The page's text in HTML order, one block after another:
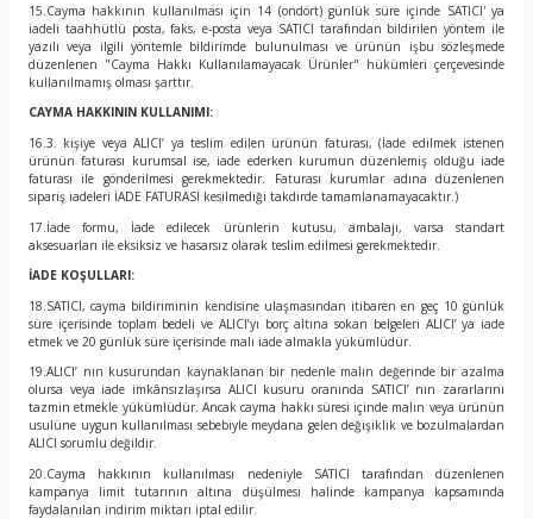
15.Cayma hakkının kullanılması için 14 (ondört) günlük süre içinde SATICI' ya
iadeli taahhütlü posta, faks, e-posta veya SATICI tarafından bildirilen yöntem ile
yazılı veya ilgili yöntemle bildirimde bulunulması ve ürünün işbu sözleşmede
düzenlenen "Cayma Hakkı Kullanılamayacak Ürünler" hükümleri çerçevesinde
kullanılmamış olması şarttır.
CAYMA HAKKININ KULLANIMI:
16.3. kişiye veya ALICI’ ya teslim edilen ürünün faturası, (İade edilmek istenen
ürünün faturası kurumsal ise, iade ederken kurumun düzenlemiş olduğu iade
faturası ile gönderilmesi gerekmektedir. Faturası kurumlar adına düzenlenen
sipariş iadeleri İADE FATURASI kesilmediği takdirde tamamlanamayacaktır.)
17.İade formu, İade edilecek ürünlerin kutusu, ambalajı, varsa standart
aksesuarları ile eksiksiz ve hasarsız olarak teslim edilmesi gerekmektedir.
İADE KOŞULLARI:
18.SATICI, cayma bildiriminin kendisine ulaşmasından itibaren en geç 10 günlük
süre içerisinde toplam bedeli ve ALICI’yı borç altına sokan belgeleri ALICI’ ya iade
etmek ve 20 günlük süre içerisinde malı iade almakla yükümlüdür.
19.ALICI’ nın kusurundan kaynaklanan bir nedenle malın değerinde bir azalma
olursa veya iade imkânsızlaşırsa ALICI kusuru oranında SATICI’ nın zararlarını
tazmin etmekle yükümlüdür. Ancak cayma hakkı süresi içinde malın veya ürünün
usulüne uygun kullanılması sebebiyle meydana gelen değişiklik ve bozulmalardan
ALICI sorumlu değildir.
20.Cayma hakkının kullanılması nedeniyle SATICI tarafından düzenlenen
kampanya limit tutarının altına düşülmesi halinde kampanya kapsamında
faydalanılan indirim miktarı iptal edilir.